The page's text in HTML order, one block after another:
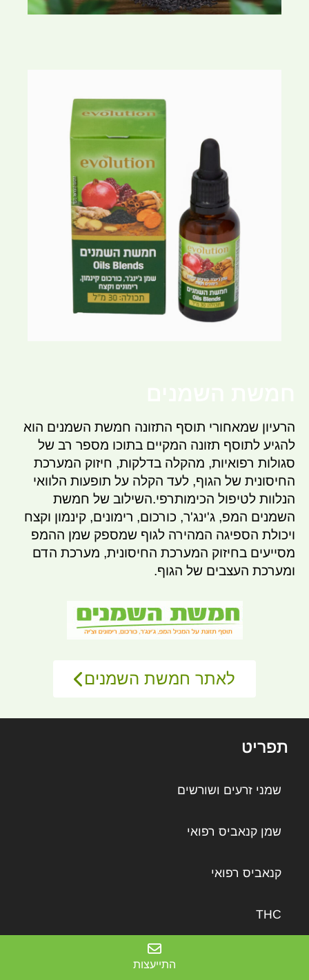
הרעיון שמאחורי תוסף התזונה חמשת השמנים הוא
להגיע לתוסף תזונה המקיים בתוכו מספר רב של
סגולות רפואיות, מהקלה בדלקות, חיזוק המערכת
החיסונית של הגוף, לעד הקלה על תופעות הלוואי
הנלוות לטיפול הכימותרפי.השילוב של חמשת
השמנים המפ, ג'ינג'ר, כורכום, רימונים, קינמון וקצח
ויכולת הספיגה המהירה לגוף שמספק שמן ההמפ
מסייעים בחיזוק המערכת החיסונית, מערכת הדם
ומערכת העצבים של הגוף.
לאתר חמשת השמנים
תפריט
שמני זרעים ושורשים
שמן קנאביס רפואי
קנאביס רפואי
THC
התייעצות